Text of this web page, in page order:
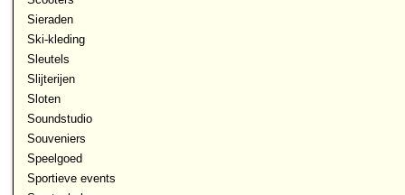
Sieraden
Ski-kleding
Sleutels
Slijterijen
Sloten
Soundstudio
Souveniers
Speelgoed
Sportieve events